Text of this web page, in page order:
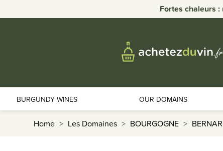
Fortes chaleurs
BURGUNDY WINES OUR DOMAINS
Home Les Domaines BOURGOGNE